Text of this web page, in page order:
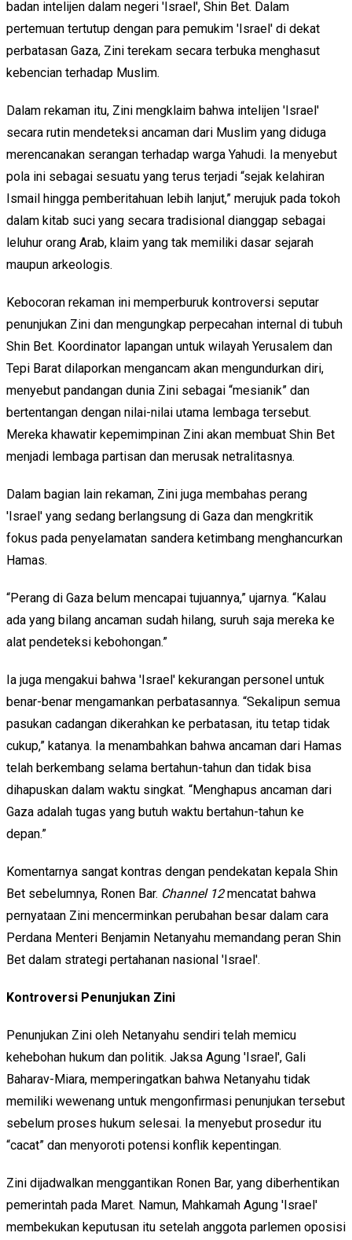
badan intelijen dalam negeri 'Israel', Shin Bet. Dalam
pertemuan tertutup dengan para pemukim 'Israel' di dekat
perbatasan Gaza, Zini terekam secara terbuka menghasut
kebencian terhadap Muslim.
Dalam rekaman itu, Zini mengklaim bahwa intelijen 'Israel'
secara rutin mendeteksi ancaman dari Muslim yang diduga
merencanakan serangan terhadap warga Yahudi. Ia menyebut
pola ini sebagai sesuatu yang terus terjadi “sejak kelahiran
Ismail hingga pemberitahuan lebih lanjut,” merujuk pada tokoh
dalam kitab suci yang secara tradisional dianggap sebagai
leluhur orang Arab, klaim yang tak memiliki dasar sejarah
maupun arkeologis.
Kebocoran rekaman ini memperburuk kontroversi seputar
penunjukan Zini dan mengungkap perpecahan internal di tubuh
Shin Bet. Koordinator lapangan untuk wilayah Yerusalem dan
Tepi Barat dilaporkan mengancam akan mengundurkan diri,
menyebut pandangan dunia Zini sebagai “mesianik” dan
bertentangan dengan nilai-nilai utama lembaga tersebut.
Mereka khawatir kepemimpinan Zini akan membuat Shin Bet
menjadi lembaga partisan dan merusak netralitasnya.
Dalam bagian lain rekaman, Zini juga membahas perang
'Israel' yang sedang berlangsung di Gaza dan mengkritik
fokus pada penyelamatan sandera ketimbang menghancurkan
Hamas.
“Perang di Gaza belum mencapai tujuannya,” ujarnya. “Kalau
ada yang bilang ancaman sudah hilang, suruh saja mereka ke
alat pendeteksi kebohongan.”
Ia juga mengakui bahwa 'Israel' kekurangan personel untuk
benar-benar mengamankan perbatasannya. “Sekalipun semua
pasukan cadangan dikerahkan ke perbatasan, itu tetap tidak
cukup,” katanya. Ia menambahkan bahwa ancaman dari Hamas
telah berkembang selama bertahun-tahun dan tidak bisa
dihapuskan dalam waktu singkat. “Menghapus ancaman dari
Gaza adalah tugas yang butuh waktu bertahun-tahun ke
depan.”
Komentarnya sangat kontras dengan pendekatan kepala Shin
Bet sebelumnya, Ronen Bar. Channel 12mencatat bahwa
pernyataan Zini mencerminkan perubahan besar dalam cara
Perdana Menteri Benjamin Netanyahu memandang peran Shin
Bet dalam strategi pertahanan nasional 'Israel'.
Kontroversi Penunjukan Zini
Penunjukan Zini oleh Netanyahu sendiri telah memicu
kehebohan hukum dan politik. Jaksa Agung 'Israel', Gali
Baharav-Miara, memperingatkan bahwa Netanyahu tidak
memiliki wewenang untuk mengonfirmasi penunjukan tersebut
sebelum proses hukum selesai. Ia menyebut prosedur itu
“cacat” dan menyoroti potensi konflik kepentingan.
Zini dijadwalkan menggantikan Ronen Bar, yang diberhentikan
pemerintah pada Maret. Namun, Mahkamah Agung 'Israel'
membekukan keputusan itu setelah anggota parlemen oposisi